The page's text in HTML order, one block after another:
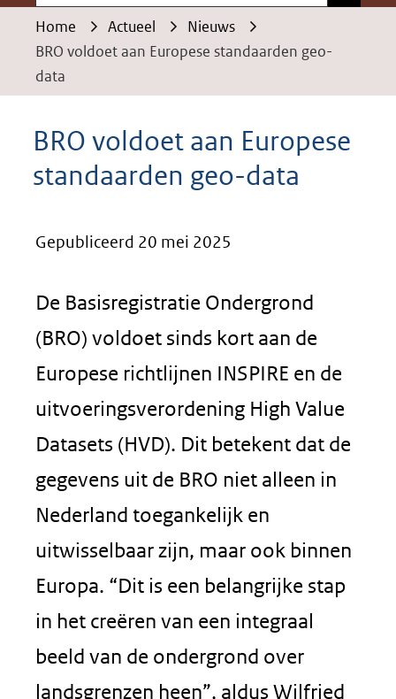
Home Actueel
Nieuws
BRO voldoet aan Europese standaarden geo-
data
BRO voldoet aan Europese
standaarden geo-data
Gepubliceerd 20 mei 2025
De Basisregistratie Ondergrond
(BRO) voldoet sinds kort aan de
Europese richtlijnen INSPIRE en de
uitvoeringsverordening High Value
Datasets (HVD). Dit betekent dat de
gegevens uit de BRO niet alleen in
Nederland toegankelijk en
uitwisselbaar zijn, maar ook binnen
Europa. “Dit is een belangrijke stap
in het creëren van een integraal
beeld van de ondergrond over
landsgrenzen heen”, aldus Wilfried